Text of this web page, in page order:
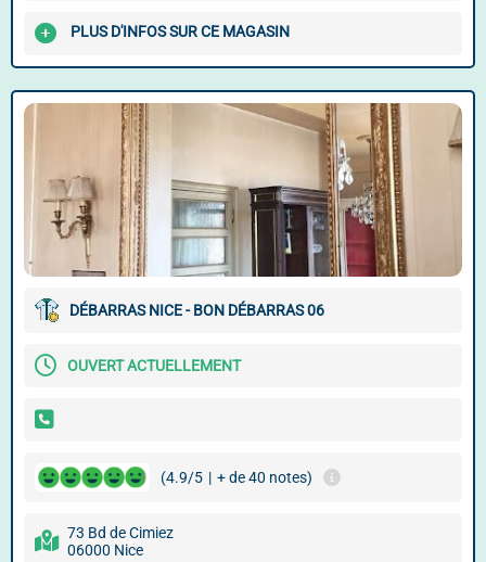
PLUS D'INFOS SUR CE MAGASIN
DÉBARRAS NICE - BON DÉBARRAS 06
OUVERT ACTUELLEMENT
(4.9/5 | + de 40 notes)
73 Bd de Cimiez
06000 Nice